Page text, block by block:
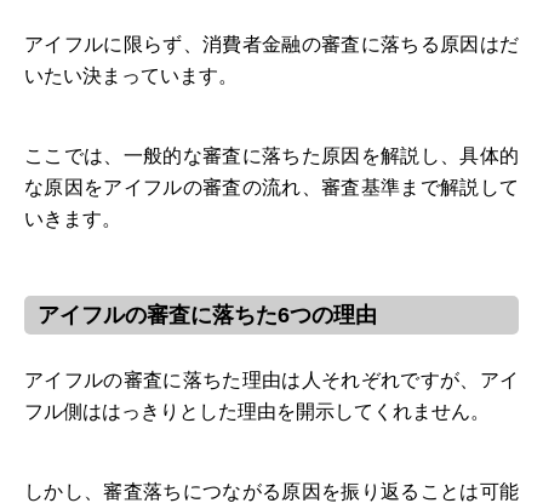
アイフルに限らず、消費者金融の審査に落ちる原因はだ
いたい決まっています。
ここでは、一般的な審査に落ちた原因を解説し、具体的
な原因をアイフルの審査の流れ、審査基準まで解説して
いきます。
アイフルの審査に落ちた6つの理由
アイフルの審査に落ちた理由は人それぞれですが、アイ
フル側ははっきりとした理由を開示してくれません。
しかし、審査落ちにつながる原因を振り返ることは可能